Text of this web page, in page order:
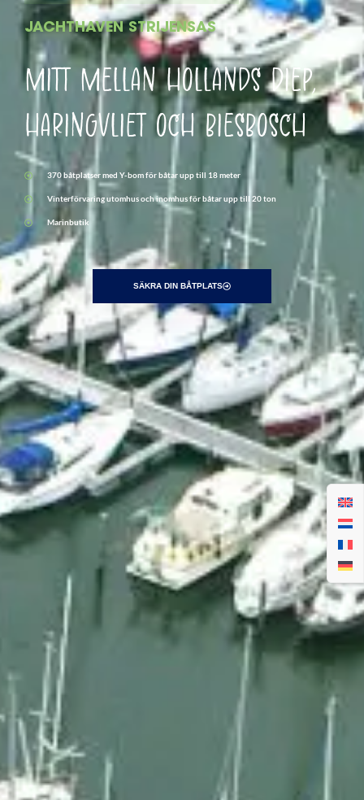
JACHTHAVEN STRIJENSAS
MITT MELLAN HOLLANDS DIEP,
HARINGVLIET OCH BIESBOSCH
370 båtplatser med Y-bom för båtar upp till 18 meter
Vinterförvaring utomhus och inomhus för båtar upp till 20 ton
Marinbutik
SÄKRA DIN BÅTPLATS